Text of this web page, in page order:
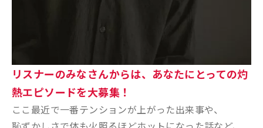
リスナーのみなさんからは、あなたにとっての灼
熱エピソードを大募集！
ここ最近で一番テンションが上がった出来事や、